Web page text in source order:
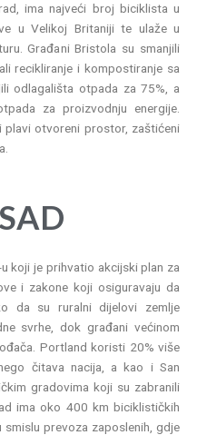
ima najveći broj biciklista u
u Velikoj Britaniji te ulaže u
Građani Bristola su smanjili
recikliranje i kompostiranje sa
odlagališta otpada za 75%, a
za proizvodnju energije.
plavi otvoreni prostor, zaštićeni
koji je prihvatio akcijski plan za
i zakone koji osiguravaju da
da su ruralni dijelovi zemlje
svrhe, dok građani većinom
Portland koristi 20% više
čitava nacija, a kao i San
gradovima koji su zabranili
ima oko 400 km biciklističkih
smislu prevoza zaposlenih, gdje